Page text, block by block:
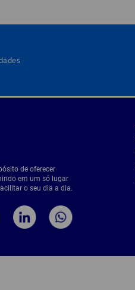
de oferecer
em um só lugar
o seu dia a dia.